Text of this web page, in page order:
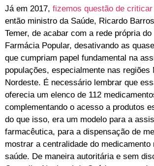
Já em 2017, fizemos questão de criticar
então ministro da Saúde, Ricardo
Temer, de acabar com a rede própria
Farmácia Popular, desativando as
que cumpriam papel fundamental na
populações, especialmente nas regiões
Nordeste. É necessário lembrar que
oferecia um elenco de 112
complementando o acesso a produtos
do que isso, era um modelo para a
farmacêutica, para a dispensação de
mostrar a centralidade do medicamento
saúde. De maneira autoritária e sem